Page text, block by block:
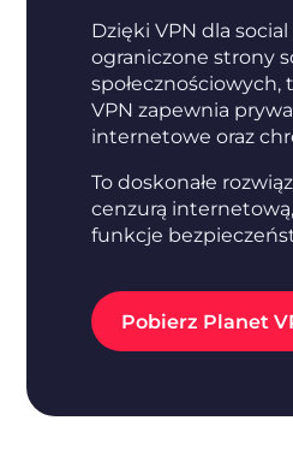
Dzięki VPN dla
ograniczone strony
VPN zapewnia
internetowe oraz
To doskonałe
cenzurą
funkcje
Pobierz Planet